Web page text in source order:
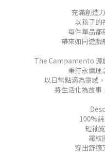
充滿創造
以孩子的
每件單品都
帶來如同遊戲
The Campamento 源
秉持永續理
以日常點滴為靈感
將生活化為故事
100%
短袖
羅紋
穿出舒適